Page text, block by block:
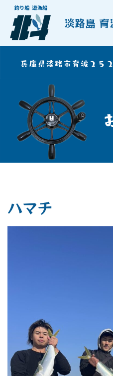
淡路島
ハマチ